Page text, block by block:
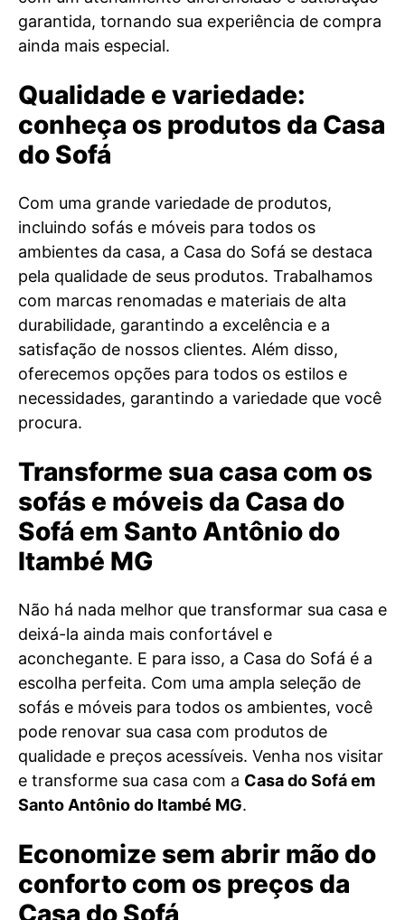
garantida, tornando sua experiência de compra
ainda mais especial.
Qualidade e variedade:
conheça os produtos da Casa
do Sofá
Com uma grande variedade de produtos,
incluindo sofás e móveis para todos os
ambientes da casa, a Casa do Sofá se destaca
pela qualidade de seus produtos. Trabalhamos
com marcas renomadas e materiais de alta
durabilidade, garantindo a excelência e a
satisfação de nossos clientes. Além disso,
oferecemos opções para todos os estilos e
necessidades, garantindo a variedade que você
procura.
Transforme sua casa com os
sofás e móveis da Casa do
Sofá em Santo Antônio do
Itambé MG
Não há nada melhor que transformar sua casa e
deixá-la ainda mais confortável e
aconchegante. E para isso, a Casa do Sofá é a
escolha perfeita. Com uma ampla seleção de
sofás e móveis para todos os ambientes, você
pode renovar sua casa com produtos de
qualidade e preços acessíveis. Venha nos visitar
e transforme sua casa com a Casa do Sofá em
Santo Antônio do Itambé MG.
Economize sem abrir mão do
conforto com os preços da
Casa do Sofá